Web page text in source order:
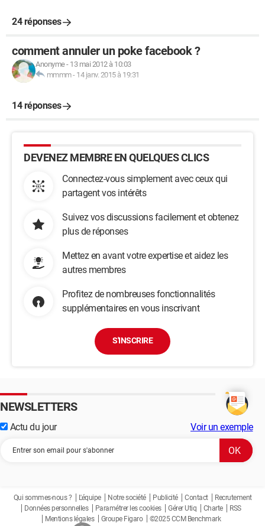
24 réponses
comment annuler un poke facebook ?
Anonyme- 13 mai 2012 à 10:03
mmmm- 14 janv. 2015 à 19:31
14 réponses
DEVENEZ MEMBRE EN QUELQUES CLICS
Connectez-vous simplement avec ceux qui
partagent vos intérêts
Suivez vos discussions facilement et obtenez
plus de réponses
Mettez en avant votre expertise et aidez les
autres membres
Profitez de nombreuses fonctionnalités
supplémentaires en vous inscrivant
S'INSCRIRE
NEWSLETTERS
Actu du jour Voir un exemple
Qui sommes-nous ? L'équipe Notre société Publicité Contact
Recrutement
Données personnelles
Paramétrer les cookies Gérer Utiq Charte
RSS
Mentions légales
Groupe Figaro ©2025 CCM Benchmark